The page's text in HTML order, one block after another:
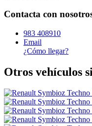
Contacta con
983 408910
Email
¿Cómo llegar?
Otros vehículos